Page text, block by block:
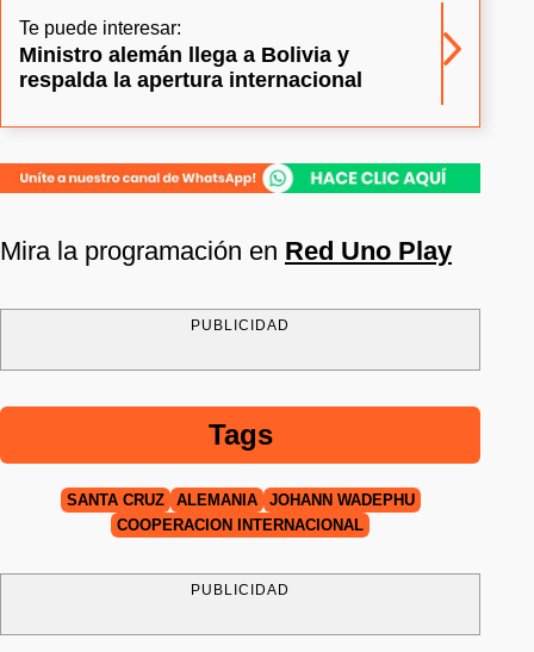
Te puede interesar:
Ministro alemán llega a Bolivia y
respalda la apertura internacional
Mira la programación en Red Uno Play
PUBLICIDAD
Tags
SANTA CRUZ ALEMANIA
JOHANN WADEPHU
COOPERACIÓN INTERNACIONAL
PUBLICIDAD